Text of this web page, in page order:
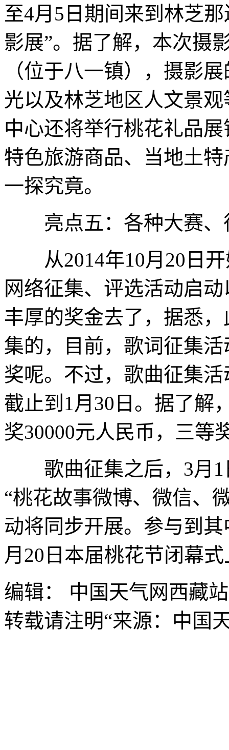
至4月5日期间来到林芝
影展”。据了解，本次摄
（位于八一镇），摄影
光以及林芝地区人文景
中心还将举行桃花礼品
特色旅游商品、当地土
一探究竟。
亮点五：各种大赛、
从2014年10月20日开
网络征集、评选活动启
丰厚的奖金去了，据悉
集的，目前，歌词征集
奖呢。不过，歌曲征集
截止到1月30日。据了解
奖30000元人民币，三等
歌曲征集之后，3月1
“桃花故事微博、微信、
动将同步开展。参与到
月20日本届桃花节闭幕
编辑： 中国天气网西藏站
转载请注明“来源：中国